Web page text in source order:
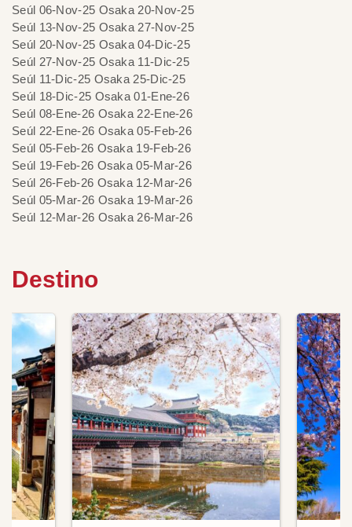
Seúl 06-Nov-25 Osaka 20-Nov-25
Seúl 13-Nov-25 Osaka 27-Nov-25
Seúl 20-Nov-25 Osaka 04-Dic-25
Seúl 27-Nov-25 Osaka 11-Dic-25
Seúl 11-Dic-25 Osaka 25-Dic-25
Seúl 18-Dic-25 Osaka 01-Ene-26
Seúl 08-Ene-26 Osaka 22-Ene-26
Seúl 22-Ene-26 Osaka 05-Feb-26
Seúl 05-Feb-26 Osaka 19-Feb-26
Seúl 19-Feb-26 Osaka 05-Mar-26
Seúl 26-Feb-26 Osaka 12-Mar-26
Seúl 05-Mar-26 Osaka 19-Mar-26
Seúl 12-Mar-26 Osaka 26-Mar-26
Destino